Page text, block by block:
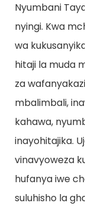
Nyumbani
nyingi. Kwa
wa
hitaji la muda
za
mbalimbali,
kahawa,
inayohitajika.
vinavyoweza
hufanya iwe
suluhisho la